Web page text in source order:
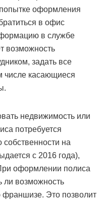
оформления
в офис
в службе
возможность
задать все
числе касающиеся
недвижимость или
потребуется
собственности на
с 2016 года),
оформлении полиса
ли возможность
франшизе. Это позволит